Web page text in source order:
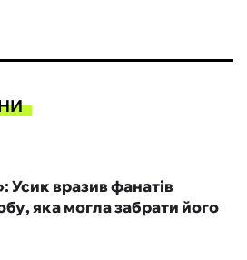
вразив фанатів
яка могла забрати його